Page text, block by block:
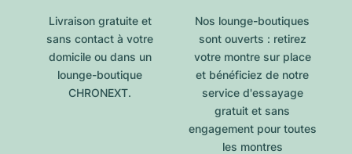
Livraison gratuite et
sans contact à votre
domicile ou dans un
lounge-boutique
CHRONEXT.
Nos lounge-boutiques
sont ouverts : retirez
votre montre sur place
et bénéficiez de notre
service d'essayage
gratuit et sans
engagement pour toutes
les montres